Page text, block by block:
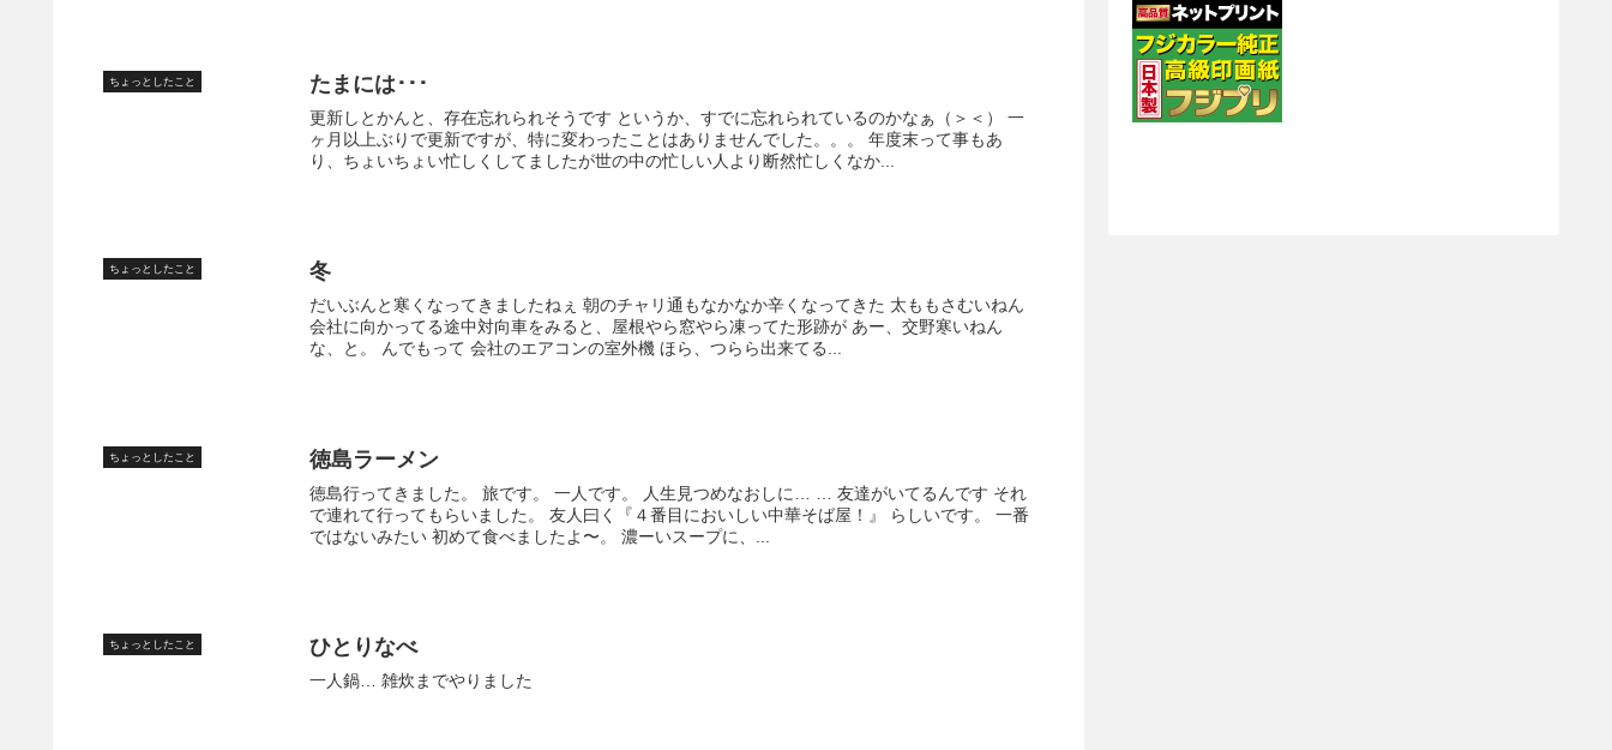
ちょっとしたこと たまには･･･
更新しとかんと、存在忘れられそうです というか、すでに忘れられているのかなぁ（＞＜） 一
ヶ月以上ぶりで更新ですが、特に変わったことはありませんでした。。。 年度末って事もあ
り、ちょいちょい忙しくしてましたが世の中の忙しい人より断然忙しくなか...
ちょっとしたこと 冬
だいぶんと寒くなってきましたねぇ 朝のチャリ通もなかなか辛くなってきた 太ももさむいねん
会社に向かってる途中対向車をみると、屋根やら窓やら凍ってた形跡が あー、交野寒いねん
な、と。 んでもって 会社のエアコンの室外機 ほら、つらら出来てる...
ちょっとしたこと 徳島ラーメン
徳島行ってきました。 旅です。 一人です。 人生見つめなおしに… … 友達がいてるんです それ
で連れて行ってもらいました。 友人曰く『４番目においしい中華そば屋！』 らしいです。 一番
ではないみたい 初めて食べましたよ〜。 濃ーいスープに、...
ちょっとしたこと ひとりなべ
一人鍋… 雑炊までやりました